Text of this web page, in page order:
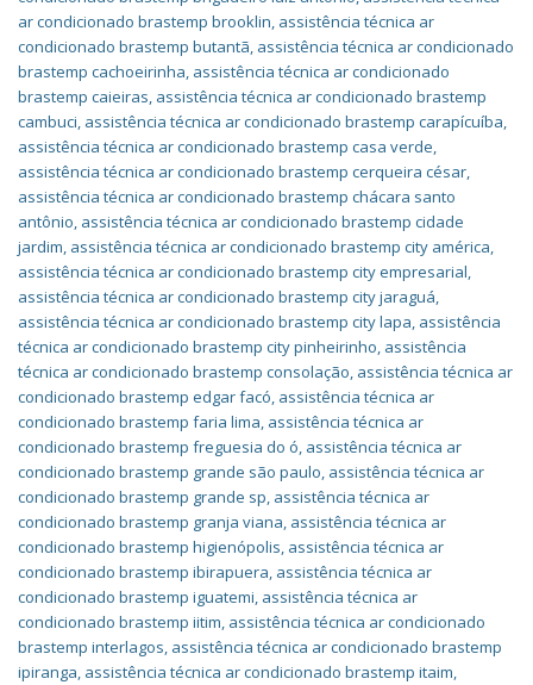
ar condicionado brastemp brooklin, assistência técnica ar
condicionado brastemp butantã, assistência técnica ar condicionado
brastemp cachoeirinha, assistência técnica ar condicionado
brastemp caieiras, assistência técnica ar condicionado brastemp
cambuci, assistência técnica ar condicionado brastemp carapícuíba,
assistência técnica ar condicionado brastemp casa verde,
assistência técnica ar condicionado brastemp cerqueira césar,
assistência técnica ar condicionado brastemp chácara santo
antônio, assistência técnica ar condicionado brastemp cidade
jardim, assistência técnica ar condicionado brastemp city américa,
assistência técnica ar condicionado brastemp city empresarial,
assistência técnica ar condicionado brastemp city jaraguá,
assistência técnica ar condicionado brastemp city lapa, assistência
técnica ar condicionado brastemp city pinheirinho, assistência
técnica ar condicionado brastemp consolação, assistência técnica ar
condicionado brastemp edgar facó, assistência técnica ar
condicionado brastemp faria lima, assistência técnica ar
condicionado brastemp freguesia do ó, assistência técnica ar
condicionado brastemp grande são paulo, assistência técnica ar
condicionado brastemp grande sp, assistência técnica ar
condicionado brastemp granja viana, assistência técnica ar
condicionado brastemp higienópolis, assistência técnica ar
condicionado brastemp ibirapuera, assistência técnica ar
condicionado brastemp iguatemi, assistência técnica ar
condicionado brastemp iitim, assistência técnica ar condicionado
brastemp interlagos, assistência técnica ar condicionado brastemp
ipiranga, assistência técnica ar condicionado brastemp itaim,